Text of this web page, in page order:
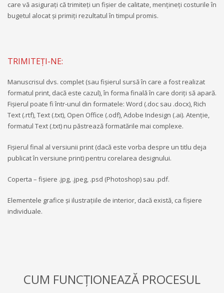
care vă asiguraţi că trimiteţi un fişier de calitate, menţineţi costurile în
bugetul alocat şi primiţi rezultatul în timpul promis.
TRIMITEȚI-NE:
Manuscrisul dvs. complet (sau fişierul sursă în care a fost realizat
formatul print, dacă este cazul), în forma finală în care doriţi să apară.
Fişierul poate fi într-unul din formatele: Word (.doc sau .docx), Rich
Text (.rtf), Text (.txt), Open Office (.odf), Adobe Indesign (.ai). Atenţie,
formatul Text (.txt) nu păstrează formatările mai complexe.
Fişierul final al versiunii print (dacă este vorba despre un titlu deja
publicat în versiune print) pentru corelarea designului.
Coperta – fişiere .jpg, .jpeg, .psd (Photoshop) sau .pdf.
Elementele grafice şi ilustraţiile de interior, dacă există, ca fişiere
individuale.
CUM FUNCȚIONEAZĂ PROCESUL